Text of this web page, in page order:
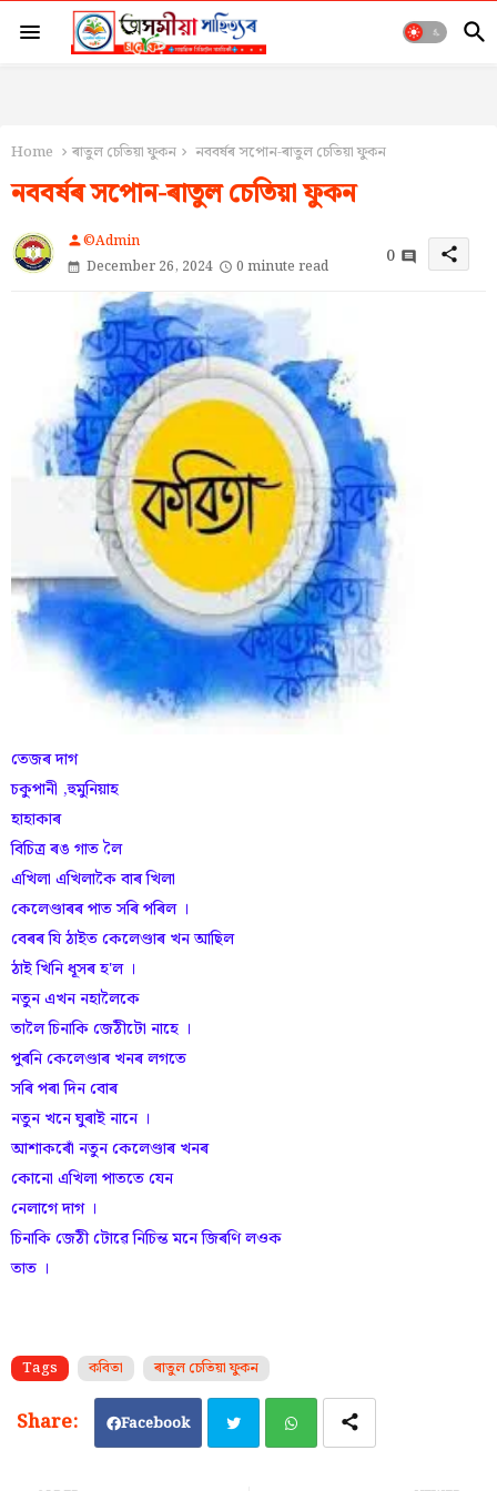
Home ৰাতুল চেতিয়া ফুকন নববৰ্ষৰ সপোন-ৰাতুল চেতিয়া ফুকন
নববৰ্ষৰ সপোন-ৰাতুল চেতিয়া ফুকন
person©Admin
December 26, 2024
0 minute read 0 share
তেজৰ দাগ
চকুপানী ,হুমুনিয়াহ
হাহাকাৰ
বিচিত্ৰ ৰঙ গাত লৈ
এখিলা এখিলাকৈ বাৰ খিলা
কেলেণ্ডাৰৰ পাত সৰি পৰিল ।
বেৰৰ যি ঠাইত কেলেণ্ডাৰ খন আছিল
ঠাই খিনি ধূসৰ হ'ল ।
নতুন এখন নহালৈকে
তালৈ চিনাকি জেঠীটো নাহে ।
পুৰনি কেলেণ্ডাৰ খনৰ লগতে
সৰি পৰা দিন বোৰ
নতুন খনে ঘুৰাই নানে ।
আশাকৰোঁ নতুন কেলেণ্ডাৰ খনৰ
কোনো এখিলা পাততে যেন
নেলাগে দাগ ।
চিনাকি জেঠী টোৱে নিচিন্ত মনে জিৰণি লওক
তাত ।
Tags কবিতা ৰাতুল চেতিয়া ফুকন
Facebook